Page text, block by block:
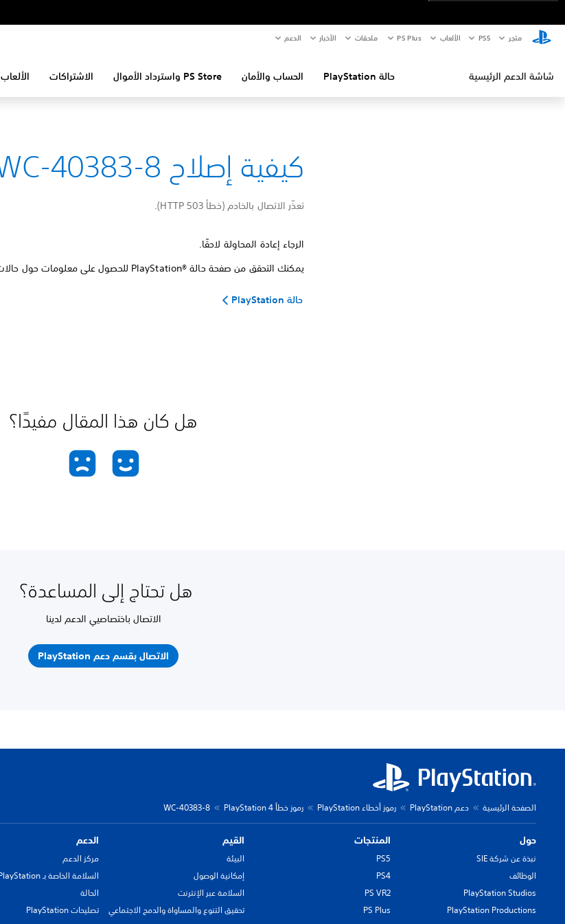
متجر PS5‏ الألعاب PS Plus ملحقات الأخبار الدعم
شاشة الدعم الرئيسية حالة PlayStation الحساب والأمان PS Store واسترداد الأموال الاشتراكات الألعاب
كيفية إصلاح WC-40383-8
تعذّر الاتصال بالخادم (خطأ HTTP 503).
الرجاء إعادة المحاولة لاحقًا.
يمكنك التحقق من صفحة حالة PlayStation®‎ للحصول على معلومات حول حالات انقطاع الخدمة.
حالة PlayStation
هل كان هذا المقال مفيدًا؟
هل تحتاج إلى المساعدة؟
الاتصال باختصاصيي الدعم لدينا
الاتصال بقسم دعم PlayStation
الصفحة الرئيسية دعم PlayStation رموز أخطاء PlayStation رموز خطأ PlayStation 4 WC-40383-8
حول
نبذة عن شركة SIE
الوظائف
PlayStation Studios
PlayStation Productions
المنتجات
PS5
PS4
PS VR2
PS Plus
القيم
البيئة
إمكانية الوصول
السلامة عبر الإنترنت
تحقيق التنوع والمساواة والدمج الاجتماعي
الدعم
مركز الدعم
السلامة الخاصة بـ PlayStation
الحالة
تصليحات PlayStation